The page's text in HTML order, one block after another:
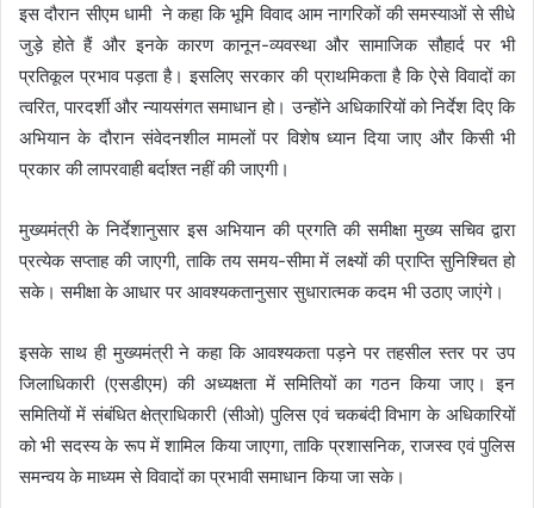
इस दौरान सीएम धामी ने कहा कि भूमि विवाद आम नागरिकों की समस्याओं से सीधे
जुड़े होते हैं और इनके कारण कानून-व्यवस्था और सामाजिक सौहार्द पर भी
प्रतिकूल प्रभाव पड़ता है। इसलिए सरकार की प्राथमिकता है कि ऐसे विवादों का
त्वरित, पारदर्शी और न्यायसंगत समाधान हो। उन्होंने अधिकारियों को निर्देश दिए कि
अभियान के दौरान संवेदनशील मामलों पर विशेष ध्यान दिया जाए और किसी भी
प्रकार की लापरवाही बर्दाश्त नहीं की जाएगी।
मुख्यमंत्री के निर्देशानुसार इस अभियान की प्रगति की समीक्षा मुख्य सचिव द्वारा
प्रत्येक सप्ताह की जाएगी, ताकि तय समय-सीमा में लक्ष्यों की प्राप्ति सुनिश्चित हो
सके। समीक्षा के आधार पर आवश्यकतानुसार सुधारात्मक कदम भी उठाए जाएंगे।
इसके साथ ही मुख्यमंत्री ने कहा कि आवश्यकता पड़ने पर तहसील स्तर पर उप
जिलाधिकारी (एसडीएम) की अध्यक्षता में समितियों का गठन किया जाए। इन
समितियों में संबंधित क्षेत्राधिकारी (सीओ) पुलिस एवं चकबंदी विभाग के अधिकारियों
को भी सदस्य के रूप में शामिल किया जाएगा, ताकि प्रशासनिक, राजस्व एवं पुलिस
समन्वय के माध्यम से विवादों का प्रभावी समाधान किया जा सके।